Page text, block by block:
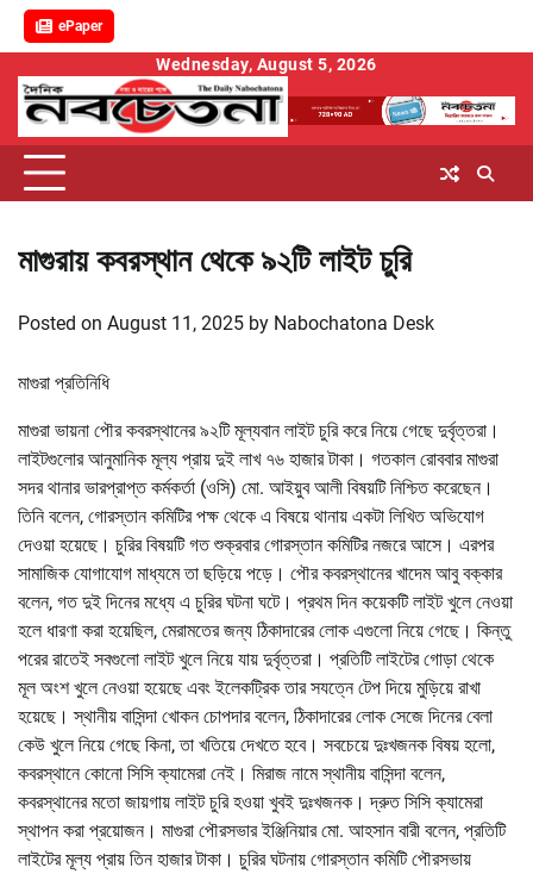
ePaper
content
Wednesday, August 5, 2026
মাগুরায় কবরস্থান থেকে ৯২টি লাইট চুরি
Posted on August 11, 2025 by Nabochatona Desk
মাগুরা প্রতিনিধি
মাগুরা ভায়না পৌর কবরস্থানের ৯২টি মূল্যবান লাইট চুরি করে নিয়ে গেছে দুর্বৃত্তরা।
লাইটগুলোর আনুমানিক মূল্য প্রায় দুই লাখ ৭৬ হাজার টাকা। গতকাল রোববার মাগুরা
সদর থানার ভারপ্রাপ্ত কর্মকর্তা (ওসি) মো. আইয়ুব আলী বিষয়টি নিশ্চিত করেছেন।
তিনি বলেন, গোরস্তান কমিটির পক্ষ থেকে এ বিষয়ে থানায় একটা লিখিত অভিযোগ
দেওয়া হয়েছে। চুরির বিষয়টি গত শুক্রবার গোরস্তান কমিটির নজরে আসে। এরপর
সামাজিক যোগাযোগ মাধ্যমে তা ছড়িয়ে পড়ে। পৌর কবরস্থানের খাদেম আবু বক্কার
বলেন, গত দুই দিনের মধ্যে এ চুরির ঘটনা ঘটে। প্রথম দিন কয়েকটি লাইট খুলে নেওয়া
হলে ধারণা করা হয়েছিল, মেরামতের জন্য ঠিকাদারের লোক এগুলো নিয়ে গেছে। কিন্তু
পরের রাতেই সবগুলো লাইট খুলে নিয়ে যায় দুর্বৃত্তরা। প্রতিটি লাইটের গোড়া থেকে
মূল অংশ খুলে নেওয়া হয়েছে এবং ইলেকট্রিক তার সযত্নে টেপ দিয়ে মুড়িয়ে রাখা
হয়েছে। স্থানীয় বাসিন্দা খোকন চোপদার বলেন, ঠিকাদারের লোক সেজে দিনের বেলা
কেউ খুলে নিয়ে গেছে কিনা, তা খতিয়ে দেখতে হবে। সবচেয়ে দুঃখজনক বিষয় হলো,
কবরস্থানে কোনো সিসি ক্যামেরা নেই। মিরাজ নামে স্থানীয় বাসিন্দা বলেন,
কবরস্থানের মতো জায়গায় লাইট চুরি হওয়া খুবই দুঃখজনক। দ্রুত সিসি ক্যামেরা
স্থাপন করা প্রয়োজন। মাগুরা পৌরসভার ইঞ্জিনিয়ার মো. আহসান বারী বলেন, প্রতিটি
লাইটের মূল্য প্রায় তিন হাজার টাকা। চুরির ঘটনায় গোরস্তান কমিটি পৌরসভায়